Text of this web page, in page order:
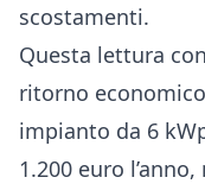
scostamenti.
Questa lettura
ritorno
impianto da 6
1.200 euro